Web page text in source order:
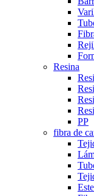
Resina
PP
fibra de